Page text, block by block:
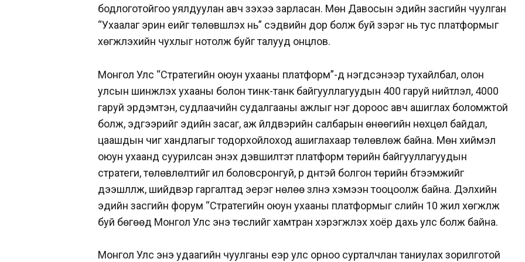
бодлоготойгоо уялдуулан авч үзэхээ зарласан. Мөн Давосын эдийн засгийн чуулган
“Ухаалаг эрин үеийг төлөвшүүлэх нь” сэдвийн дор болж буй зэрэг нь тус платформыг
хөгжүүлэхийн чухлыг нотолж буйг талууд онцлов.
Монгол Улс “Стратегийн оюун ухааны платформ”-д нэгдсэнээр тухайлбал, олон
улсын шинжлэх ухааны болон тинк-танк байгууллагуудын 400 гаруй нийтлэл, 4000
гаруй эрдэмтэн, судлаачийн судалгааны ажлыг нэг дороос авч ашиглах боломжтой
болж, эдгээрийг эдийн засаг, аж үйлдвэрийн салбарын өнөөгийн нөхцөл байдал,
цаашдын чиг хандлагыг тодорхойлоход ашиглахаар төлөвлөж байна. Мөн хиймэл
оюун ухаанд суурилсан энэхүү дэвшилтэт платформ төрийн байгууллагуудын
стратеги, төлөвлөлтийг илүү боловсронгуй, үр дүнтэй болгон төрийн бүтээмжийг
дээшлүүлж, шийдвэр гаргалтад эерэг нөлөө үзүүлнэ хэмээн тооцоолж байна. Дэлхийн
эдийн засгийн форум “Стратегийн оюун ухааны платформыг сүүлийн 10 жил хөгжүүлж
буй бөгөөд Монгол Улс энэ төслийг хамтран хэрэгжүүлэх хоёр дахь улс болж байна.
Монгол Улс энэ удаагийн чуулганы үеэр улс орноо сурталчлан таниулах зорилготой